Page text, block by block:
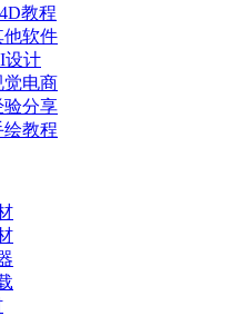
教程
他软件
设计
觉电商
验分享
绘教程